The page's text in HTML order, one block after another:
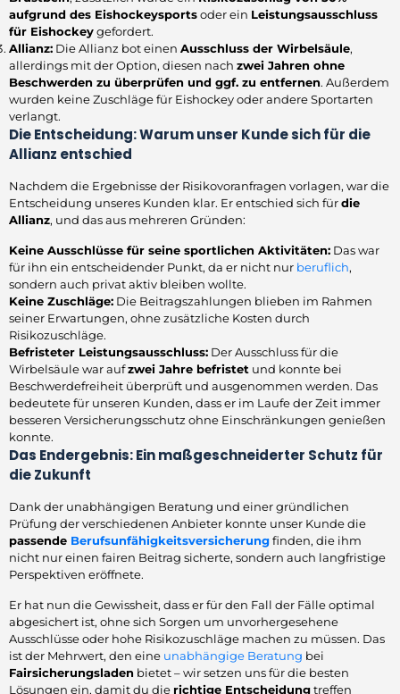
aufgrund des Eishockeysportsoder ein Leistungsausschluss
für Eishockeygefordert.
Allianz: Die Allianz bot einen Ausschluss der Wirbelsäule,
allerdings mit der Option, diesen nach zwei Jahren ohne
Beschwerden zu überprüfen und ggf. zu entfernen. Außerdem
wurden keine Zuschläge für Eishockey oder andere Sportarten
verlangt.
Die Entscheidung: Warum unser Kunde sich für die
Allianz entschied
Nachdem die Ergebnisse der Risikovoranfragen vorlagen, war die
Entscheidung unseres Kunden klar. Er entschied sich fürdie
Allianz, und das aus mehreren Gründen:
Keine Ausschlüsse für seine sportlichen Aktivitäten: Das war
für ihn ein entscheidender Punkt, da er nicht nur beruflich,
sondern auch privat aktiv bleiben wollte.
Keine Zuschläge: Die Beitragszahlungen blieben im Rahmen
seiner Erwartungen, ohne zusätzliche Kosten durch
Risikozuschläge.
Befristeter Leistungsausschluss: Der Ausschluss für die
Wirbelsäule war aufzwei Jahre befristet und konnte bei
Beschwerdefreiheit überprüft und ausgenommen werden. Das
bedeutete für unseren Kunden, dass er im Laufe der Zeit immer
besseren Versicherungsschutz ohne Einschränkungen genießen
konnte.
Das Endergebnis: Ein maßgeschneiderter Schutz für
die Zukunft
Dank der unabhängigen Beratung und einer gründlichen
Prüfung der verschiedenen Anbieter konnte unser Kunde die
passende Berufsunfähigkeitsversicherungfinden, die ihm
nicht nur einen fairen Beitrag sicherte, sondern auch langfristige
Perspektiven eröffnete.
Er hat nun die Gewissheit, dass er für den Fall der Fälle optimal
abgesichert ist, ohne sich Sorgen um unvorhergesehene
Ausschlüsse oder hohe Risikozuschläge machen zu müssen. Das
ist der Mehrwert, den eine unabhängige Beratung bei
Fairsicherungsladen bietet – wir setzen uns für die besten
Lösungen ein, damit du die richtige Entscheidungtreffen